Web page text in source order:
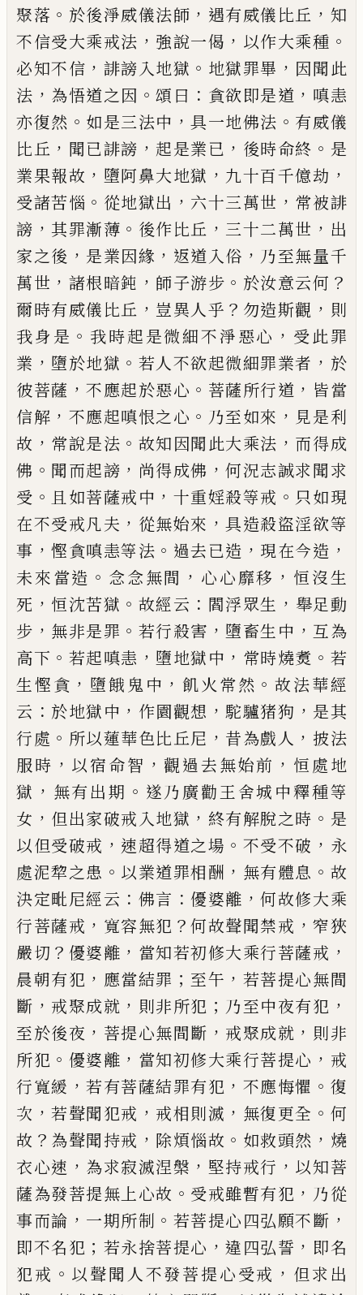
聚落 。 於後淨威儀法師 ， 遇有威儀比丘 ， 知
不信受大乘戒法 ， 強說一偈 ， 以作大乘種 。
必知不信 ， 誹謗入地獄 。 地獄罪畢 ， 因聞此
法 ， 為悟道之因 。頌曰 ： 貪欲即是道 ， 嗔恚
亦復然 。 如是三法中 ，具一地佛法 。 有威儀
比丘 ， 聞已誹謗 ， 起是業已 ， 後時命終 。 是
業果報故 ， 墮阿鼻大地獄 ， 九十百千億劫 ，
受諸苦惱 。 從地獄出 ， 六十三萬世 ， 常被誹
謗 ，其罪漸薄 。 後作比丘 ， 三十二萬世 ， 出
家之後 ， 是業因緣 ， 返道入俗 ， 乃至無量千
萬世 ， 諸根暗鈍 ， 師子游步 。 於汝意云何 ？
爾時有威儀比丘 ， 豈異人乎 ？ 勿造斯觀 ， 則
我身是 。 我時起是微細不淨惡心 ， 受此罪
業 ， 墮於地獄 。 若人不欲起微細罪業者 ， 於
彼菩薩 ，不應起於惡心 。 菩薩所行道 ， 皆當
信解 ， 不應起嗔恨之心 。 乃至如來 ， 見是利
故 ， 常說是法 。 故知因聞此大乘法 ， 而得成
佛 。 聞而起謗 ， 尚得成佛 ，何況志誠求聞求
受 。 且如菩薩戒中 ， 十重婬殺等戒 。 只如現
在不受戒凡夫 ， 從無始來 ，具造殺盜淫欲等
事 ，慳貪嗔恚等法 。 過去已造 ， 現在今造 ，
未來當造 。 念念無間 ， 心心靡移 ， 恒沒生
死 ， 恒沈苦獄 。 故經云 ： 閻浮眾生 ， 舉足動
步 ， 無非是罪 。 若行殺害 ， 墮畜生中 ， 互為
高下 。 若起嗔恚 ， 墮地獄中 ， 常時燒煑 。 若
生慳貪 ， 墮餓鬼中 ， 飢火常然 。故法華經
云 ： 於地獄中 ， 作園觀想 ，駝驢猪狗 ， 是其
行處 。 所以蓮華色比丘尼 ， 昔為戲人 ， 披法
服時 ， 以宿命智 ，觀過去無始前 ， 恒處地
獄 ， 無有出期 。 遂乃廣勸王舍城 中釋種等
女 ， 但出家破戒入地獄 ， 終有解脫之時 。 是
以但受破戒 ， 速超得道之場 。 不受不破 ， 永
處泥犂之患 。 以業道罪相酬 ， 無有體息 。 故
決定毗尼經云 ： 佛言 ：優婆離 ，何故修大乘
行菩薩戒 ， 寬容無犯 ？何故聲聞禁戒 ，窄狹
嚴切 ？ 優婆離 ， 當知若初修大乘行菩薩戒 ，
晨朝有犯 ， 應當結罪 ； 至午 ， 若菩提心無間
斷 ， 戒聚成就 ， 則非所犯 ； 乃至中夜有犯 ，
至於後夜 ， 菩提心無間斷 ， 戒聚成就 ， 則非
所犯 。 優婆離 ， 當知初修大乘行菩提心 ， 戒
行寬緩 ，若有菩薩結罪有犯 ， 不應悔懼 。 復
次 ，若聲聞犯戒 ， 戒相則滅 ， 無復更全 。 何
故 ？ 為聲聞持戒 ， 除煩惱故 。 如救頭然 ， 燒
衣心速 ， 為求寂滅涅槃 ， 堅持戒行 ， 以知菩
薩為發菩提無上心故 。 受戒雖暫有犯 ， 乃從
事而論 ， 一期所制 。 若菩提心四弘願不斷 ，
即不名犯 ； 若永捨菩提心 ，違四弘誓 ， 即名
犯戒 。 以聲聞人不發菩提心受戒 ， 但求出